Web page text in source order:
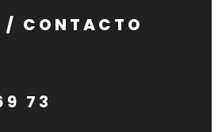
/ CONTACTO
73